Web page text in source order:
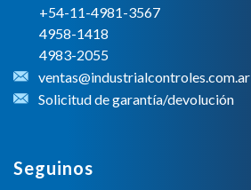
+54-11-4981-3567
4958-1418
4983-2055
ventas@industrialcontroles.com.ar
Solicitud de garantía/devolución
Seguinos